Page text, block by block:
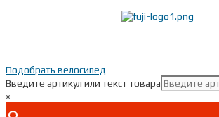
Подобрать велосипед
Введите артикул или текст товара
×